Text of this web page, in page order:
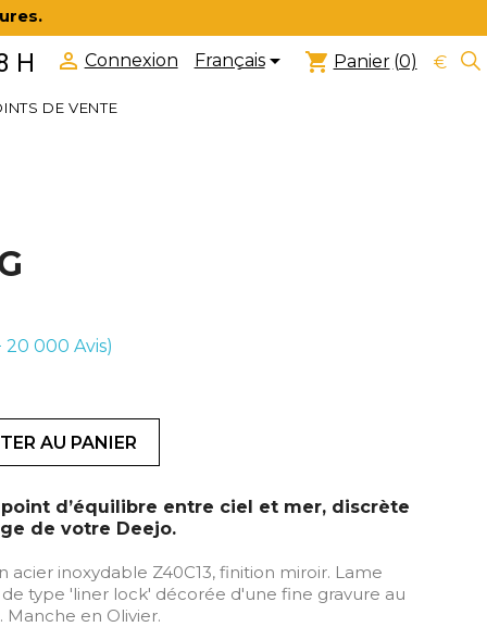
DE VENTE
H  Connexion Français shopping_cart Panier (0) €
20 000 Avis)
AU PANIER
point d’équilibre entre ciel et mer, discrète
de votre Deejo.
acier inoxydable Z40C13, finition miroir. Lame
type 'liner lock' décorée d'une fine gravure au
Manche en Olivier.